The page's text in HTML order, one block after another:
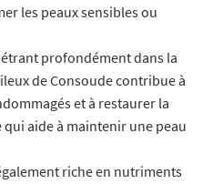
les peaux sensibles ou
profondément dans la
de Consoude contribue à
et à restaurer la
qui aide à maintenir une peau
riche en nutriments